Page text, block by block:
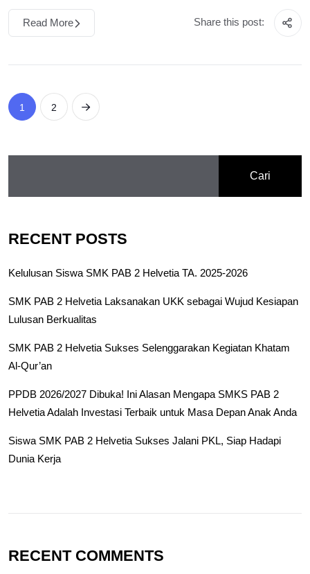
Read More Share this post:
1 2
Cari
RECENT POSTS
Kelulusan Siswa SMK PAB 2 Helvetia TA. 2025-2026
SMK PAB 2 Helvetia Laksanakan UKK sebagai Wujud Kesiapan
Lulusan Berkualitas
SMK PAB 2 Helvetia Sukses Selenggarakan Kegiatan Khatam
Al-Qur’an
PPDB 2026/2027 Dibuka! Ini Alasan Mengapa SMKS PAB 2
Helvetia Adalah Investasi Terbaik untuk Masa Depan Anak Anda
Siswa SMK PAB 2 Helvetia Sukses Jalani PKL, Siap Hadapi
Dunia Kerja
RECENT COMMENTS